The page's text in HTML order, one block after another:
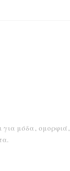
για μόδα, ομορφιά,